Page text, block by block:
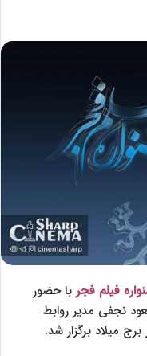
فیلم فجربا حضور
نجفی مدیر روابط